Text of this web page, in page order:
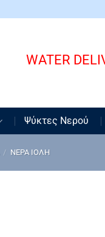
WATER
Ψύκτες Νερού
/ ΝΕΡΆ ΙΟΛΗ